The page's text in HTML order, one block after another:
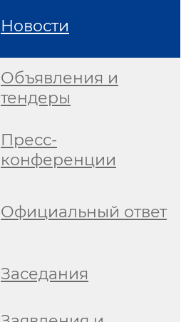
Новости
Объявления и
тендеры
Пресс-
конференции
Официальный ответ
Заседания